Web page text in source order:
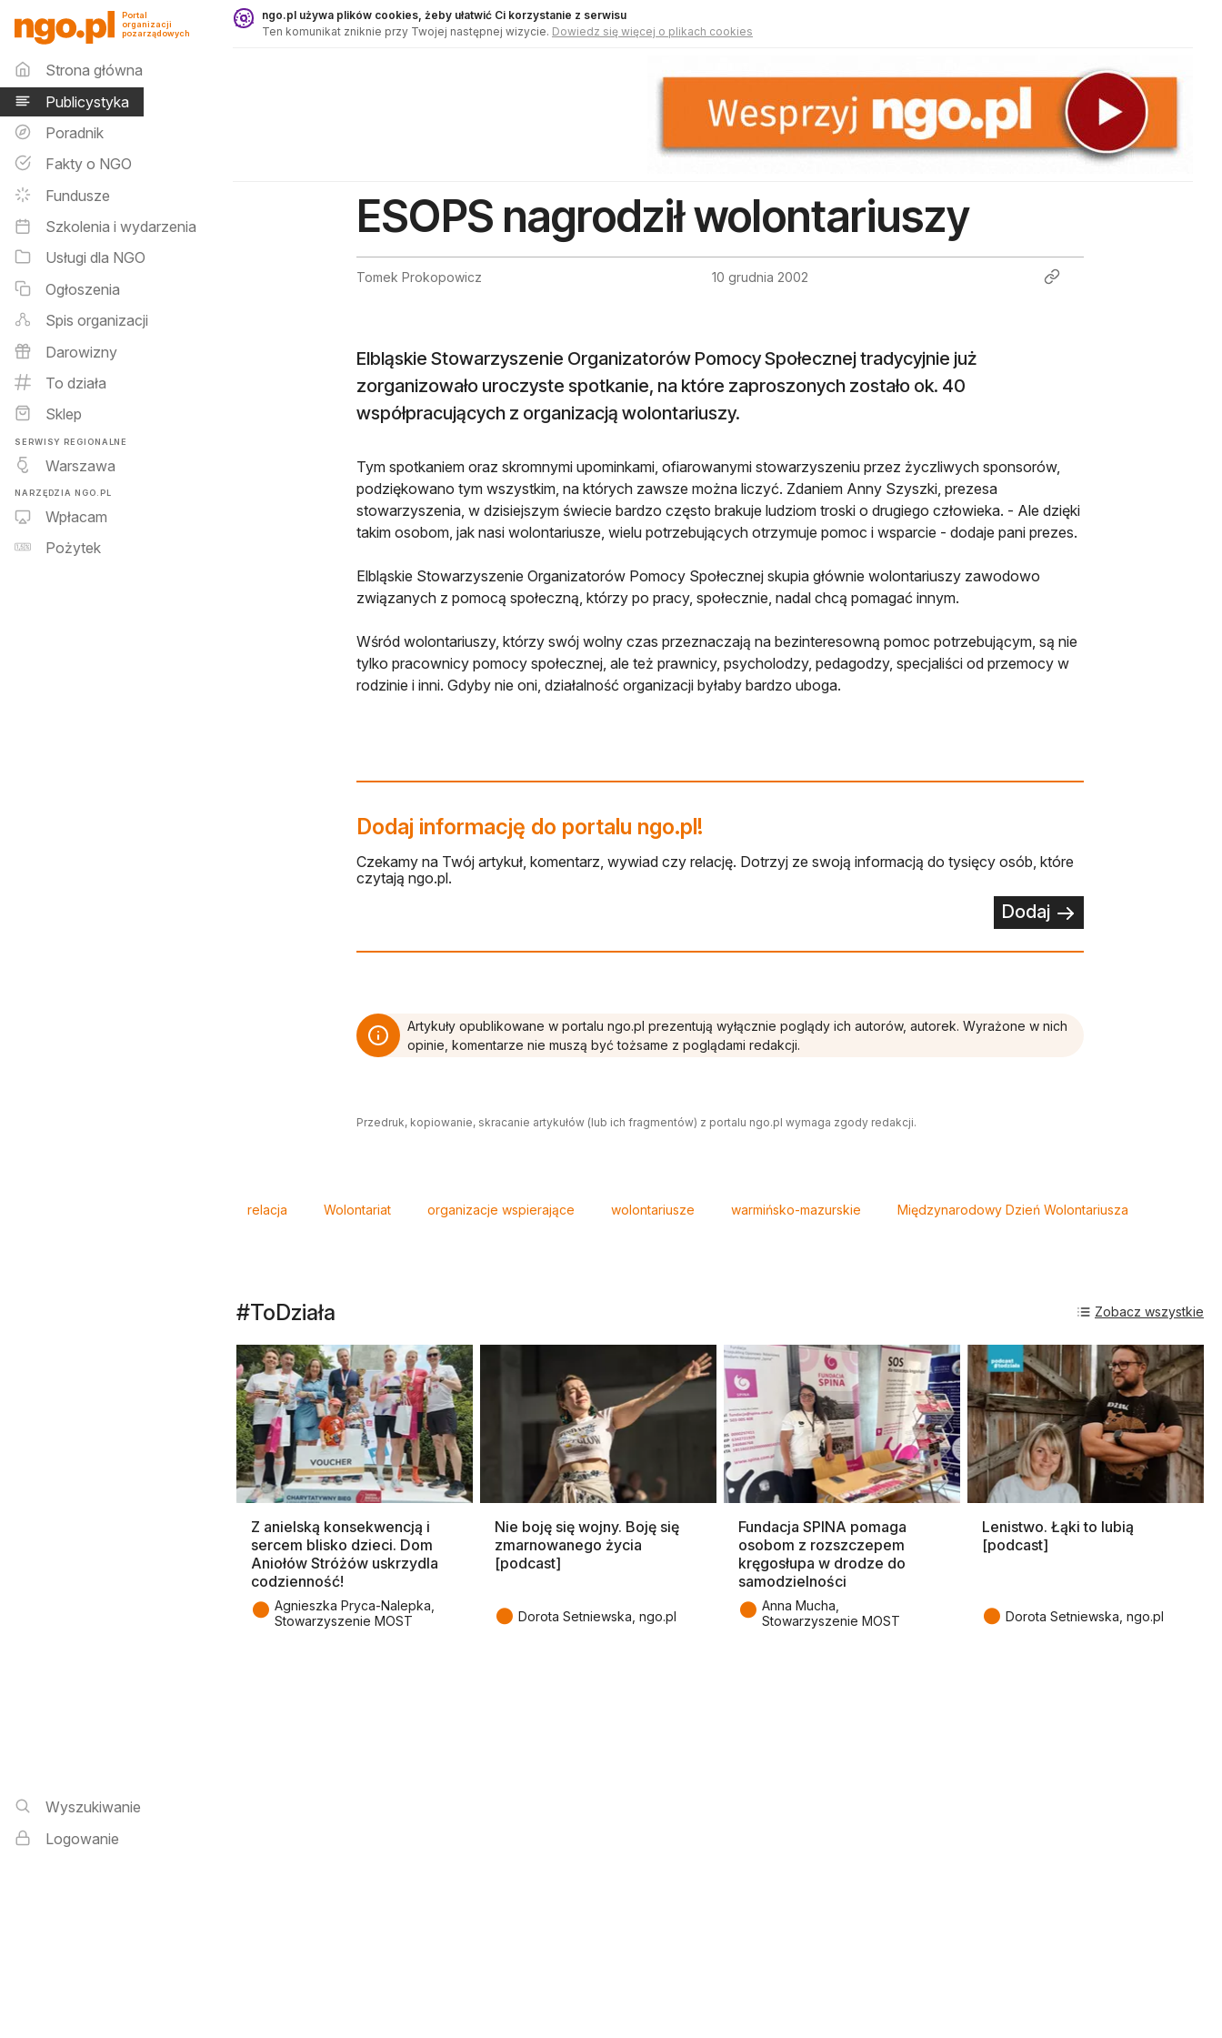
Publicystyka - ngo.pl
Portal
organizacji
pozarządowych
Menu główne
Strona główna
Publicystyka
Poradnik
Fakty o NGO
Fundusze
Szkolenia i wydarzenia
Usługi dla NGO
Ogłoszenia
Spis organizacji
Darowizny
To działa
Sklep
SERWISY REGIONALNE
Warszawa
NARZĘDZIA NGO.PL
Wpłacam
Pożytek
Wyszukiwarka i logowanie
Wyszukiwanie
Logowanie
ngo.pl używa plików cookies, żeby ułatwić Ci korzystanie z serwisu
Ten komunikat zniknie przy Twojej następnej wizycie. Dowiedz się więcej o plikach cookies
ESOPS nagrodził wolontariuszy
Tomek Prokopowicz 10 grudnia 2002
Elbląskie Stowarzyszenie Organizatorów Pomocy Społecznej tradycyjnie już
zorganizowało uroczyste spotkanie, na które zaproszonych zostało ok. 40
współpracujących z organizacją wolontariuszy.
Tym spotkaniem oraz skromnymi upominkami, ofiarowanymi stowarzyszeniu przez życzliwych sponsorów,
podziękowano tym wszystkim, na których zawsze można liczyć. Zdaniem Anny Szyszki, prezesa
stowarzyszenia, w dzisiejszym świecie bardzo często brakuje ludziom troski o drugiego człowieka. - Ale dzięki
takim osobom, jak nasi wolontariusze, wielu potrzebujących otrzymuje pomoc i wsparcie - dodaje pani prezes.
Elbląskie Stowarzyszenie Organizatorów Pomocy Społecznej skupia głównie wolontariuszy zawodowo
związanych z pomocą społeczną, którzy po pracy, społecznie, nadal chcą pomagać innym.
Wśród wolontariuszy, którzy swój wolny czas przeznaczają na bezinteresowną pomoc potrzebującym, są nie
tylko pracownicy pomocy społecznej, ale też prawnicy, psycholodzy, pedagodzy, specjaliści od przemocy w
rodzinie i inni. Gdyby nie oni, działalność organizacji byłaby bardzo uboga.
Dodaj informację do portalu ngo.pl!
Czekamy na Twój artykuł, komentarz, wywiad czy relację. Dotrzyj ze swoją informacją do tysięcy osób, które
czytają ngo.pl.
Dodaj
Artykuły opublikowane w portalu ngo.pl prezentują wyłącznie poglądy ich autorów, autorek. Wyrażone w nich
opinie, komentarze nie muszą być tożsame z poglądami redakcji.
Przedruk, kopiowanie, skracanie artykułów (lub ich fragmentów) z portalu ngo.pl wymaga zgody redakcji.
relacja Wolontariat organizacje wspierające wolontariusze warmińsko-mazurskie Międzynarodowy Dzień Wolontariusza
#ToDziała
Z anielską konsekwencją i
sercem blisko dzieci. Dom
Aniołów Stróżów uskrzydla
codzienność!
● Agnieszka Pryca-Nalepka,
Stowarzyszenie MOST
Nie boję się wojny. Boję się
zmarnowanego życia
[podcast]
● Dorota Setniewska, ngo.pl
Fundacja SPINA pomaga
osobom z rozszczepem
kręgosłupa w drodze do
samodzielności
● Anna Mucha,
Stowarzyszenie MOST
Lenistwo. Łąki to lubią
[podcast]
● Dorota Setniewska, ngo.pl
Zobacz wszystkie